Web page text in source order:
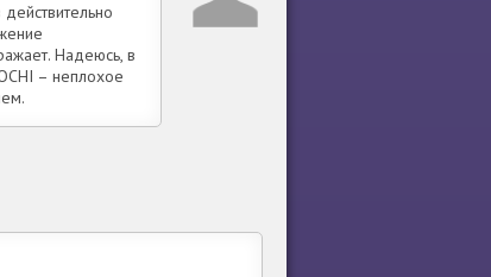
Надеюсь, в
– неплохое